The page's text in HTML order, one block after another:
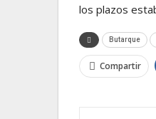
los plazos
Butarque
Compartir